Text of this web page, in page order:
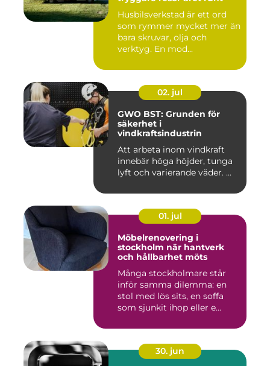
Husbilsverkstad är ett ord
som rymmer mycket mer än
bara skruvar, olja och
verktyg. En mod...
02. jul
GWO BST: Grunden för
säkerhet i
vindkraftsindustrin
Att arbeta inom vindkraft
innebär höga höjder, tunga
lyft och varierande väder. ...
01. jul
Möbelrenovering i
stockholm när hantverk
och hållbarhet möts
Många stockholmare står
inför samma dilemma: en
stol med lös sits, en soffa
som sjunkit ihop eller e...
30. jun